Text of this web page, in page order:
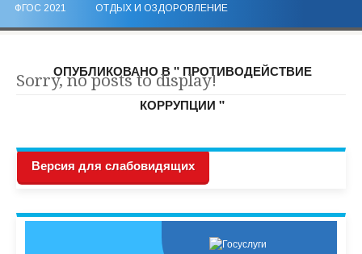
ФГОС 2021 ОТДЫХ И ОЗДОРОВЛЕНИЕ
ОПУБЛИКОВАНО В " ПРОТИВОДЕЙСТВИЕ
КОРРУПЦИИ "
Sorry, no posts to display!
Версия для слабовидящих